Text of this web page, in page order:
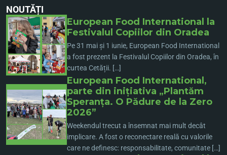
NOUTĂȚI
European Food International la
Festivalul Copiilor din Oradea
Pe 31 mai și 1 iunie, European Food International
a fost prezent la Festivalul Copiilor din Oradea, în
curtea Cetății. […]
European Food International,
parte din inițiativa „Plantăm
Speranța. O Pădure de la Zero
2026”
Weekendul trecut a însemnat mai mult decât
implicare. A fost o reconectare reală cu valorile
care ne definesc: responsabilitate, comunitate […]